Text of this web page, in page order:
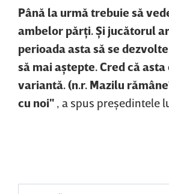
Până la urmă trebuie să
ambelor părţi. Şi jucătorul
perioada asta să se
să mai aştepte. Cred că asta
variantă. (n.r. Mazilu
cu noi" , a spus preşedintele